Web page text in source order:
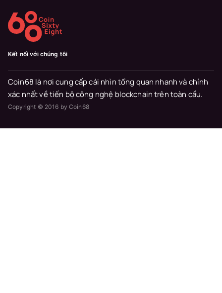
Kết nối với chúng tôi
Coin68 là nơi cung cấp cái nhìn tổng quan nhanh và chính
xác nhất về tiến bộ công nghệ blockchain trên toàn cầu.
Copyright © 2016 by Coin68